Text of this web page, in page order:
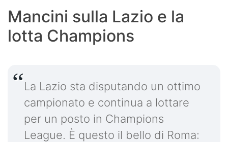
Mancini sulla Lazio e la
lotta Champions
La Lazio sta disputando un ottimo
campionato e continua a lottare
per un posto in Champions
League. È questo il bello di Roma: